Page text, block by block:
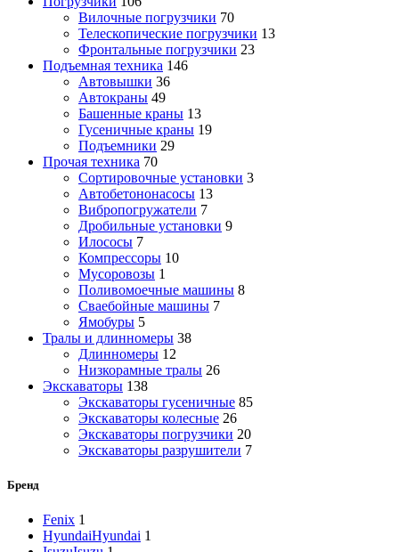
Вилочные погрузчики 70
Телескопические погрузчики 13
Фронтальные погрузчики 23
Подъемная техника 146
Автовышки 36
Автокраны 49
Башенные краны 13
Гусеничные краны 19
Подъемники 29
Прочая техника 70
Cортировочные установки 3
Автобетононасосы 13
Вибропогружатели 7
Дробильные установки 9
Илососы 7
Компрессоры 10
Мусоровозы 1
Поливомоечные машины 8
Сваебойные машины 7
Ямобуры 5
Тралы и длинномеры 38
Длинномеры 12
Низкорамные тралы 26
Экскаваторы 138
Экскаваторы гусеничные 85
Экскаваторы колесные 26
Экскаваторы погрузчики 20
Экскаваторы разрушители 7
Бренд
Fenix 1
HyundaiHyundai 1